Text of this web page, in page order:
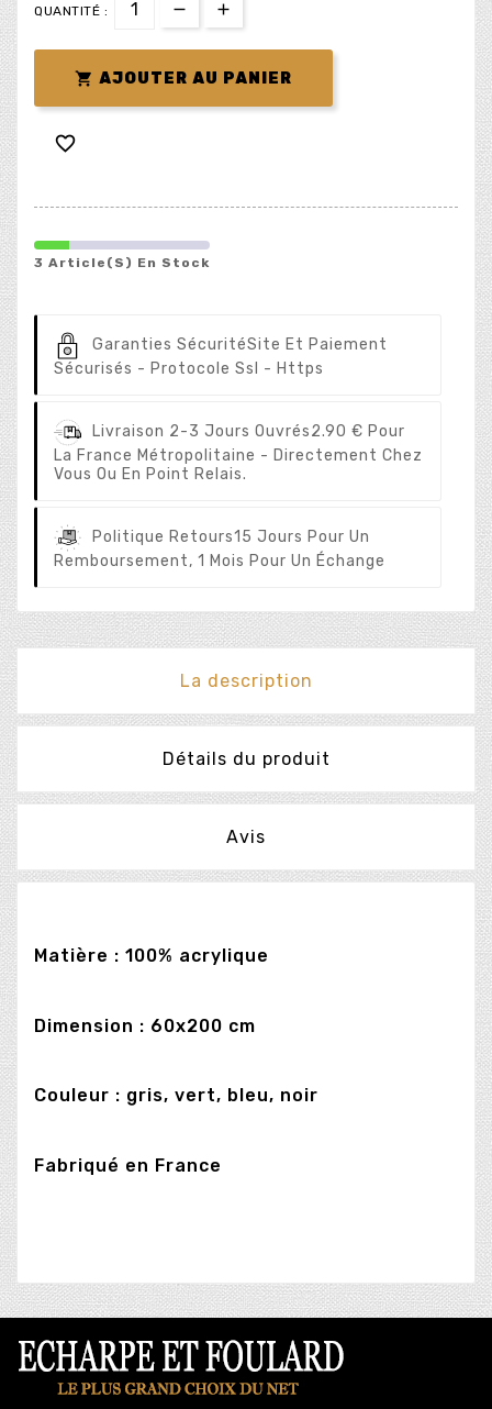
QUANTITÉ :
 AJOUTER AU PANIER

3 Article(s) En Stock
Garanties SécuritéSite Et Paiement
Sécurisés - Protocole Ssl - Https
Livraison 2-3 Jours Ouvrés2.90 € Pour
La France Métropolitaine - Directement Chez
Vous Ou En Point Relais.
Politique Retours15 Jours Pour Un
Remboursement, 1 Mois Pour Un Échange
La description
Détails du produit
Avis
Matière : 100% acrylique
Dimension : 60x200 cm
Couleur : gris, vert, bleu, noir
Fabriqué en France